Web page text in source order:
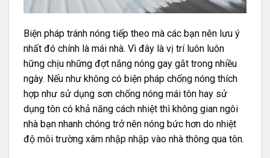
Biện pháp tránh nóng tiếp theo mà các bạn nên lưu ý
nhất đó chính là mái nhà. Vì đây là vị trí luôn luôn
hững chịu những đợt nắng nóng gay gắt trong nhiều
ngày. Nếu như không có biện pháp chống nóng thích
hợp như sử dụng sơn chống nóng mái tôn hay sử
dụng tôn có khả năng cách nhiệt thì không gian ngôi
nhà bạn nhanh chóng trở nên nóng bức hơn do nhiệt
độ môi trường xâm nhập nhập vào nhà thông qua tôn.